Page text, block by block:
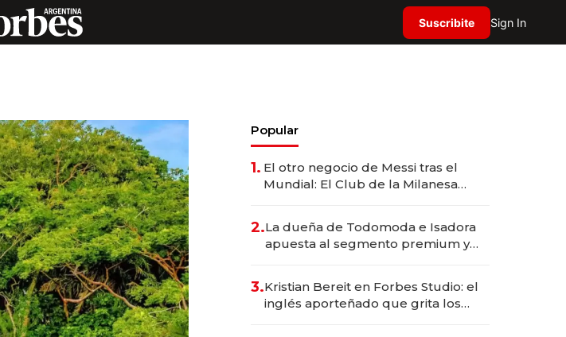
Suscribite Sign In
Popular
1. El otro negocio de Messi tras el
Mundial: El Club de la Milanesa
2.La dueña de Todomoda e Isadora
apuesta al segmento premium y
3.Kristian Bereit en Forbes Studio: el
inglés aporteñado que grita los